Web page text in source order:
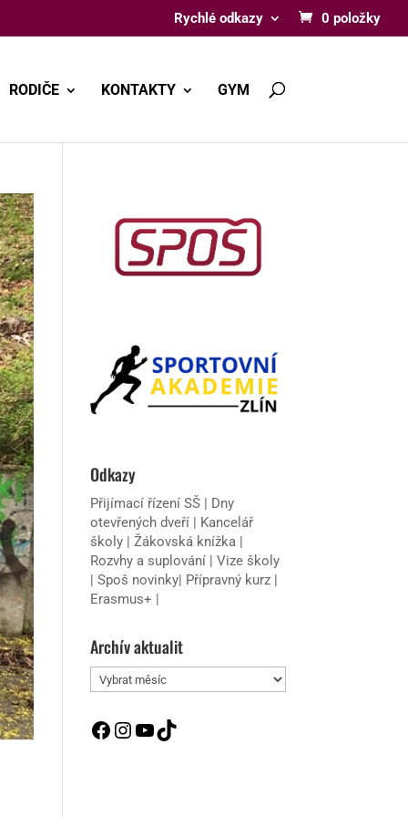
Rychlé odkazy 0 položky
RODIČE KONTAKTY GYM
Odkazy
Přijímací řízení SŠ| Dny
otevřených dveří| Kancelář
školy| Žákovská knížka|
Rozvhy a suplování | Vize školy
| Spoš novinky| Přípravný kurz|
Erasmus+ |
Archív aktualit
Archív
aktualit
Facebook
Instagram
YouTube
TikTok